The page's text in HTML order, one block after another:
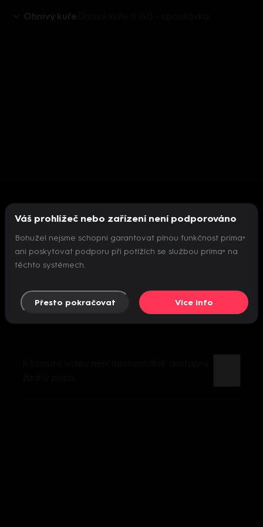
Ohnivý kuře
Nepodařilo se inicializovat přehrávač
Váš prohlížeč nebo zařízení není podporováno
Bohužel nejsme schopni garantovat plnou funkčnost prima+
ani poskytovat podporu při potížích se službou prima+ na
těchto systémech.
Přesto pokračovat Více info